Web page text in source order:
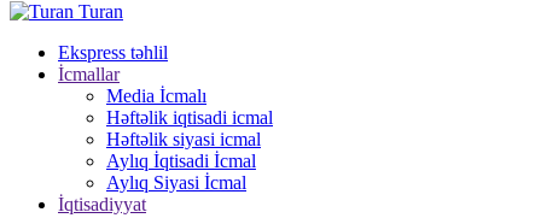
Turan
Ekspress təhlil
İcmallar
Media İcmalı
Həftəlik iqtisadi icmal
Həftəlik siyasi icmal
Aylıq İqtisadi İcmal
Aylıq Siyasi İcmal
İqtisadiyyat